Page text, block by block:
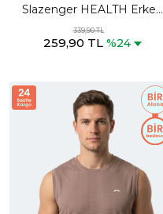
Slazenger HEALTH Erkek
Beyaz Atlet
339,90 TL
259,90 TL %24